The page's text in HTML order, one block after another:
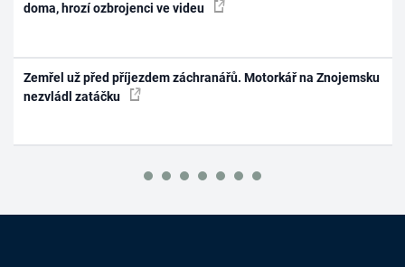
doma, hrozí ozbrojenci ve videu
Zemřel už před příjezdem záchranářů. Motorkář na Znojemsku
nezvládl zatáčku